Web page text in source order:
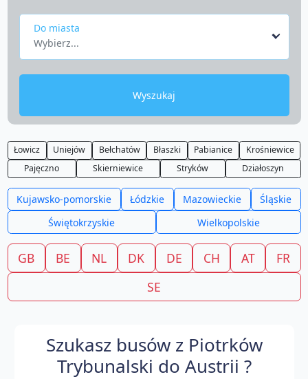
Do miasta
Wybierz...
Wyszukaj
Łowicz Uniejów Bełchatów Błaszki Pabianice
Krośniewice
Pajęczno
Skierniewice Stryków Działoszyn
Kujawsko-pomorskie Łódzkie Mazowieckie
Śląskie
Świętokrzyskie
Wielkopolskie
GB BE NL DK DE CH AT
FR
SE
Szukasz busów z Piotrków
Trybunalski do Austrii ?